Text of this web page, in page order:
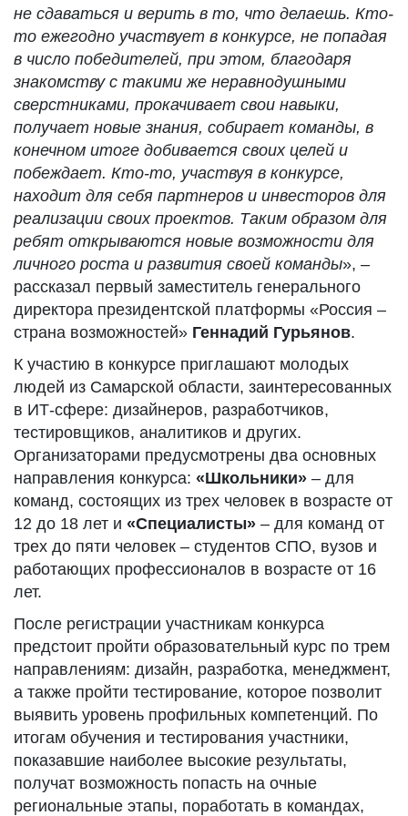
не сдаваться и верить в то, что делаешь. Кто-
то ежегодно участвует в конкурсе, не попадая
в число победителей, при этом, благодаря
знакомству с такими же неравнодушными
сверстниками, прокачивает свои навыки,
получает новые знания, собирает команды, в
конечном итоге добивается своих целей и
побеждает. Кто-то, участвуя в конкурсе,
находит для себя партнеров и инвесторов для
реализации своих проектов. Таким образом для
ребят открываются новые возможности для
личного роста и развития своей команды», –
рассказал первый заместитель генерального
директора президентской платформы «Россия –
страна возможностей» Геннадий Гурьянов.
К участию в конкурсе приглашают молодых
людей из Самарской области, заинтересованных
в ИТ-сфере: дизайнеров, разработчиков,
тестировщиков, аналитиков и других.
Организаторами предусмотрены два основных
направления конкурса: «Школьники» – для
команд, состоящих из трех человек в возрасте от
12 до 18 лет и «Специалисты» – для команд от
трех до пяти человек – студентов СПО, вузов и
работающих профессионалов в возрасте от 16
лет.
После регистрации участникам конкурса
предстоит пройти образовательный курс по трем
направлениям: дизайн, разработка, менеджмент,
а также пройти тестирование, которое позволит
выявить уровень профильных компетенций. По
итогам обучения и тестирования участники,
показавшие наиболее высокие результаты,
получат возможность попасть на очные
региональные этапы, поработать в командах,